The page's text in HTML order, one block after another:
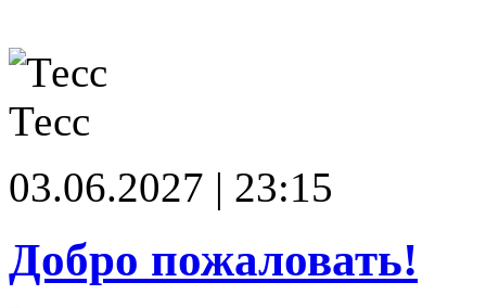
Тесс
03.06.2027 | 23:15
Добро пожаловать!